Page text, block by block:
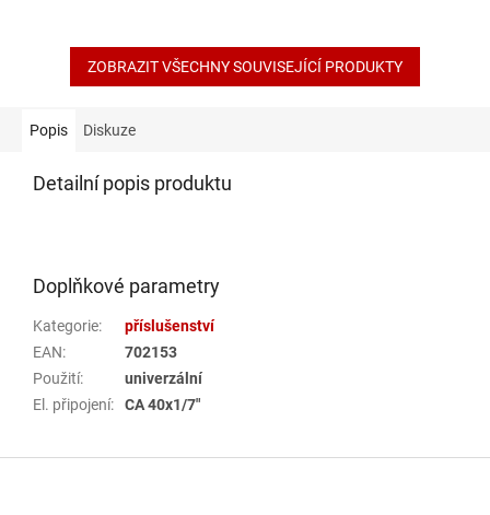
hvězdiček.ZOBRAZIT VŠECHNY SOUVISEJÍCÍ PRODUKTY
Popis Diskuze
Detailní popis produktu
Doplňkové parametry
Kategorie:
příslušenství
EAN:
702153
Použití:
univerzální
El. připojení: CA 40x1/7"